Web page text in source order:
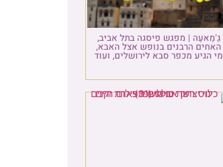
גַ'מַאעַה | מפגש פיסגה בתל אביב,
האחים הרבנים בנופש אצל האבא,
מי הגיע מכפר סבא לירושלים, ועוד